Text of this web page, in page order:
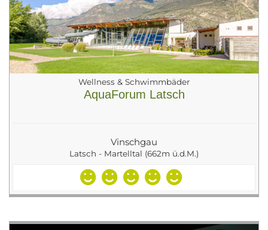
Wellness & Schwimmbäder
AquaForum Latsch
Vinschgau
Latsch - Martelltal (662m ü.d.M.)